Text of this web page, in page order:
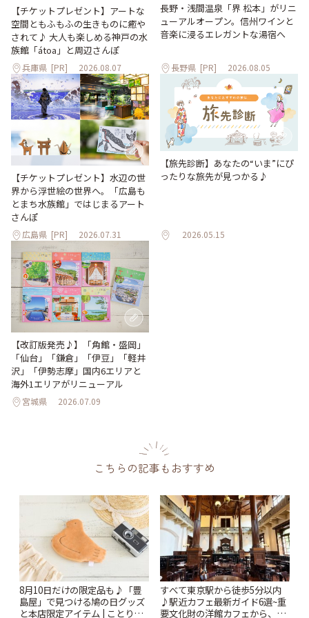
【チケットプレゼント】アートな
空間ともふもふの生きものに癒や
されて♪ 大人も楽しめる神戸の水
族館「átoa」と周辺さんぽ
兵庫県 [PR] 2026.08.07
長野・浅間温泉「界 松本」がリニ
ューアルオープン。信州ワインと
音楽に浸るエレガントな湯宿へ
長野県 [PR] 2026.08.05
【チケットプレゼント】水辺の世
界から浮世絵の世界へ。「広島も
とまち水族館」ではじまるアート
さんぽ
広島県 [PR] 2026.07.31
【旅先診断】あなたの“いま”にぴ
ったりな旅先が見つかる♪
2026.05.15
【改訂版発売♪】「角館・盛岡」
「仙台」「鎌倉」「伊豆」「軽井
沢」「伊勢志摩」国内6エリアと
海外1エリアがリニューアル
宮城県 2026.07.09
こちらの記事もおすすめ
8月10日だけの限定品も♪「豊
島屋」で見つける鳩の日グッズ
と本店限定アイテム | ことりっ
すべて東京駅から徒歩5分以内
♪駅近カフェ最新ガイド6選~重
要文化財の洋館カフェから、改